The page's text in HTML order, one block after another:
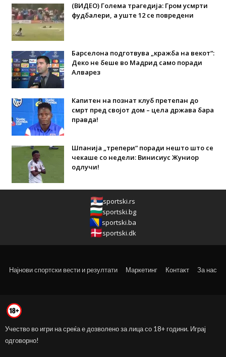
(ВИДЕО) Голема трагедија: Гром усмрти
фудбалери, а уште 12 се повредени
Барселона подготвува „кражба на векот“:
Деко не беше во Мадрид само поради
Алварез
Капитен на познат клуб претепан до
смрт пред својот дом – цела држава бара
правда!
Шпанија „трепери“ поради нешто што се
чекаше со недели: Винисиус Жуниор
одлучи!
sportski.rs
sportski.bg
sportski.ba
sportski.dk
Најнови спортски вести и резултати Маркетинг Контакт За нас
Учество во игри на среќа е дозволено за лица со 18+ години. Играј
одговорно!